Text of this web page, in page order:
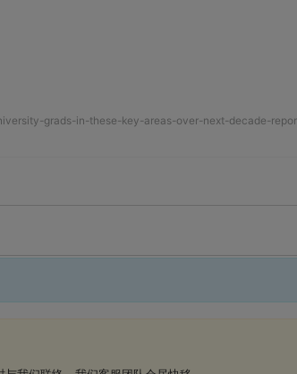
grads-in-these-key-areas-over-next-decade-